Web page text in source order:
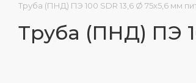
Труба (ПНД) ПЭ 100 SDR 13,6 Ø 75х5,6 мм
Труба (ПНД) ПЭ